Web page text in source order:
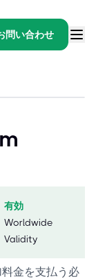
問い合わせ
有効
Worldwide
Validity
金を支払う必